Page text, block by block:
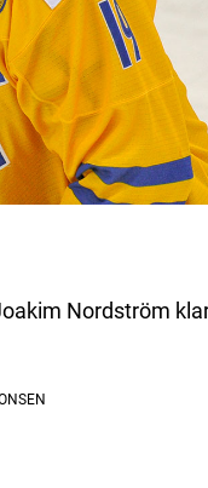
Nordström